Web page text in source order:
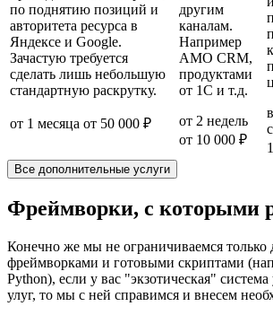
по поднятию позиций и
авторитета ресурса в
Яндексе и Google.
Зачастую требуется
сделать лишь небольшую
стандартную раскрутку.
от 1 месяца от 50 000 ₽
другим
каналам.
Например
AMO CRM,
продуктами
от 1C и т.д.
от 2 недель
от 10 000 ₽
Все дополнительные услуги
Фреймворки, с которыми
Конечно же мы не ограничиваемся
фреймворками и готовыми скриптами
Python), если у вас "экзотическая"
улуг, то мы с ней справимся и внесем